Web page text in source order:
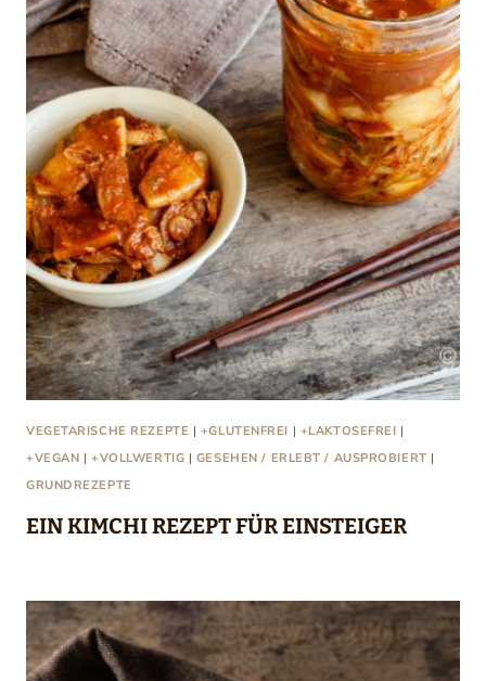
VEGETARISCHE REZEPTE | +GLUTENFREI | +LAKTOSEFREI |
+VEGAN |+VOLLWERTIG | GESEHEN / ERLEBT / AUSPROBIERT |
GRUNDREZEPTE
EIN KIMCHI REZEPT FÜR EINSTEIGER